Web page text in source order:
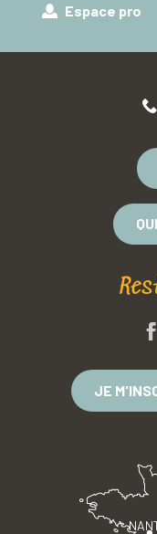
Espace pro
JE